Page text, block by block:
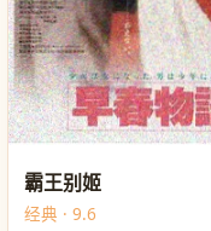
霸王别姬
经典 · 9.6